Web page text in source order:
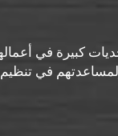
كبيرة في
في تنظيم
للقفل من شركة